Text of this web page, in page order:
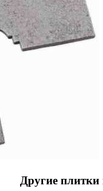
Другие